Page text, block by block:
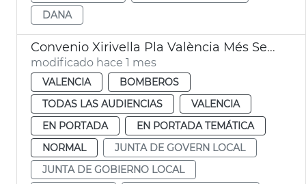
DANA
Convenio Xirivella Pla València Més Segura
modificado hace 1 mes
VALENCIA
BOMBEROS
TODAS LAS AUDIENCIAS
VALENCIA
EN PORTADA
EN PORTADA TEMÁTICA
NORMAL
JUNTA DE GOVERN LOCAL
JUNTA DE GOBIERNO LOCAL